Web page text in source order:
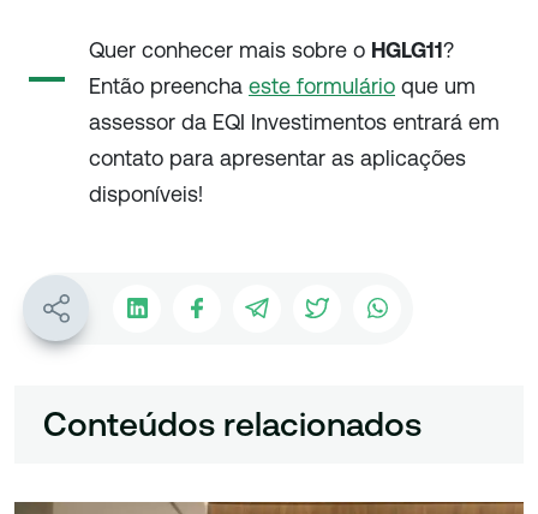
Quer conhecer mais sobre o HGLG11?
Então preencha este formulário que um
assessor da EQI Investimentos entrará em
contato para apresentar as aplicações
disponíveis!
Conteúdos relacionados